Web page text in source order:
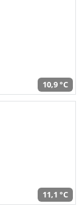
10,9 °C
11,1 °C